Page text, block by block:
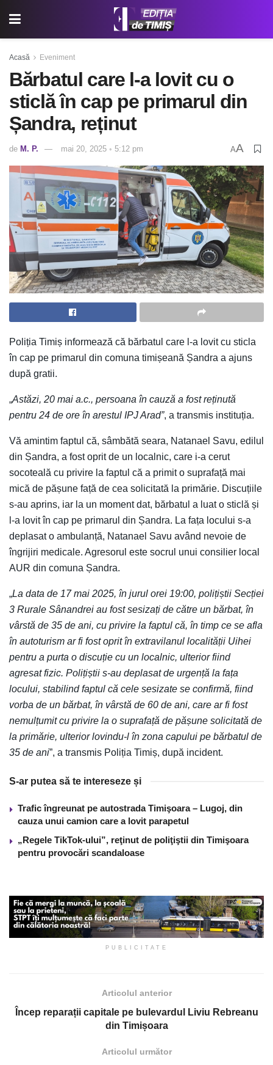
Acasă Eveniment
Bărbatul care l-a lovit cu o
sticlă în cap pe primarul din
Șandra, reținut
de M. P. mai 20, 2025 ◦ 5:12 pm AA
Poliția Timiș informează că bărbatul care l-a lovit cu sticla
în cap pe primarul din comuna timișeană Șandra a ajuns
după gratii.
„Astăzi, 20 mai a.c., persoana în cauză a fost reținută
pentru 24 de ore în arestul IPJ Arad”, a transmis instituția.
Vă amintim faptul că, sâmbătă seara, Natanael Savu, edilul
din Șandra, a fost oprit de un localnic, care i-a cerut
socoteală cu privire la faptul că a primit o suprafață mai
mică de pășune față de cea solicitată la primărie. Discuțiile
s-au aprins, iar la un moment dat, bărbatul a luat o sticlă și
l-a lovit în cap pe primarul din Șandra. La fața locului s-a
deplasat o ambulanță, Natanael Savu având nevoie de
îngrijiri medicale. Agresorul este socrul unui consilier local
AUR din comuna Șandra.
„La data de 17 mai 2025, în jurul orei 19:00, polițiștii Secției
3 Rurale Sânandrei au fost sesizați de către un bărbat, în
vârstă de 35 de ani, cu privire la faptul că, în timp ce se afla
în autoturism ar fi fost oprit în extravilanul localității Uihei
pentru a purta o discuție cu un localnic, ulterior fiind
agresat fizic. Polițiștii s-au deplasat de urgență la fața
locului, stabilind faptul că cele sesizate se confirmă, fiind
vorba de un bărbat, în vârstă de 60 de ani, care ar fi fost
nemulțumit cu privire la o suprafață de pășune solicitată de
la primărie, ulterior lovindu-l în zona capului pe bărbatul de
35 de ani”, a transmis Poliția Timiș, după incident.
S-ar putea să te intereseze și
Trafic îngreunat pe autostrada Timişoara – Lugoj, din
cauza unui camion care a lovit parapetul
„Regele TikTok-ului”, reţinut de poliţiştii din Timişoara
pentru provocări scandaloase
PUBLICITATE
Articolul anterior
Încep reparații capitale pe bulevardul Liviu Rebreanu
din Timișoara
Articolul următor